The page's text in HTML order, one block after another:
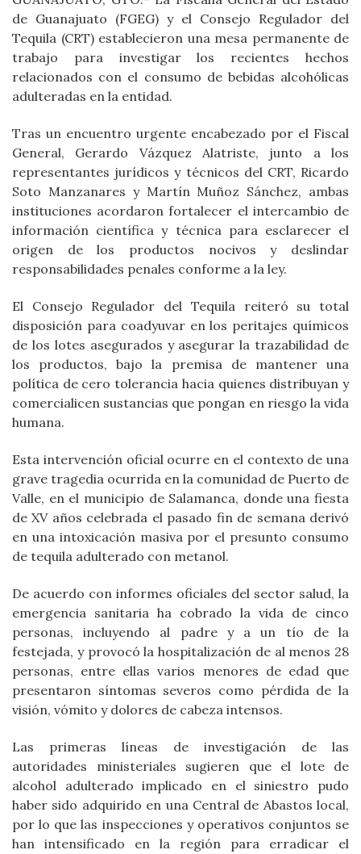
de Guanajuato (FGEG) y el Consejo Regulador del
Tequila (CRT) establecieron una mesa permanente de
trabajo para investigar los recientes hechos
relacionados con el consumo de bebidas alcohólicas
adulteradas en la entidad.
Tras un encuentro urgente encabezado por el Fiscal
General, Gerardo Vázquez Alatriste, junto a los
representantes jurídicos y técnicos del CRT, Ricardo
Soto Manzanares y Martín Muñoz Sánchez, ambas
instituciones acordaron fortalecer el intercambio de
información científica y técnica para esclarecer el
origen de los productos nocivos y deslindar
responsabilidades penales conforme a la ley.
El Consejo Regulador del Tequila reiteró su total
disposición para coadyuvar en los peritajes químicos
de los lotes asegurados y asegurar la trazabilidad de
los productos, bajo la premisa de mantener una
política de cero tolerancia hacia quienes distribuyan y
comercialicen sustancias que pongan en riesgo la vida
humana.
Esta intervención oficial ocurre en el contexto de una
grave tragedia ocurrida en la comunidad de Puerto de
Valle, en el municipio de Salamanca, donde una fiesta
de XV años celebrada el pasado fin de semana derivó
en una intoxicación masiva por el presunto consumo
de tequila adulterado con metanol.
De acuerdo con informes oficiales del sector salud, la
emergencia sanitaria ha cobrado la vida de cinco
personas, incluyendo al padre y a un tío de la
festejada, y provocó la hospitalización de al menos 28
personas, entre ellas varios menores de edad que
presentaron síntomas severos como pérdida de la
visión, vómito y dolores de cabeza intensos.
Las primeras líneas de investigación de las
autoridades ministeriales sugieren que el lote de
alcohol adulterado implicado en el siniestro pudo
haber sido adquirido en una Central de Abastos local,
por lo que las inspecciones y operativos conjuntos se
han intensificado en la región para erradicar el